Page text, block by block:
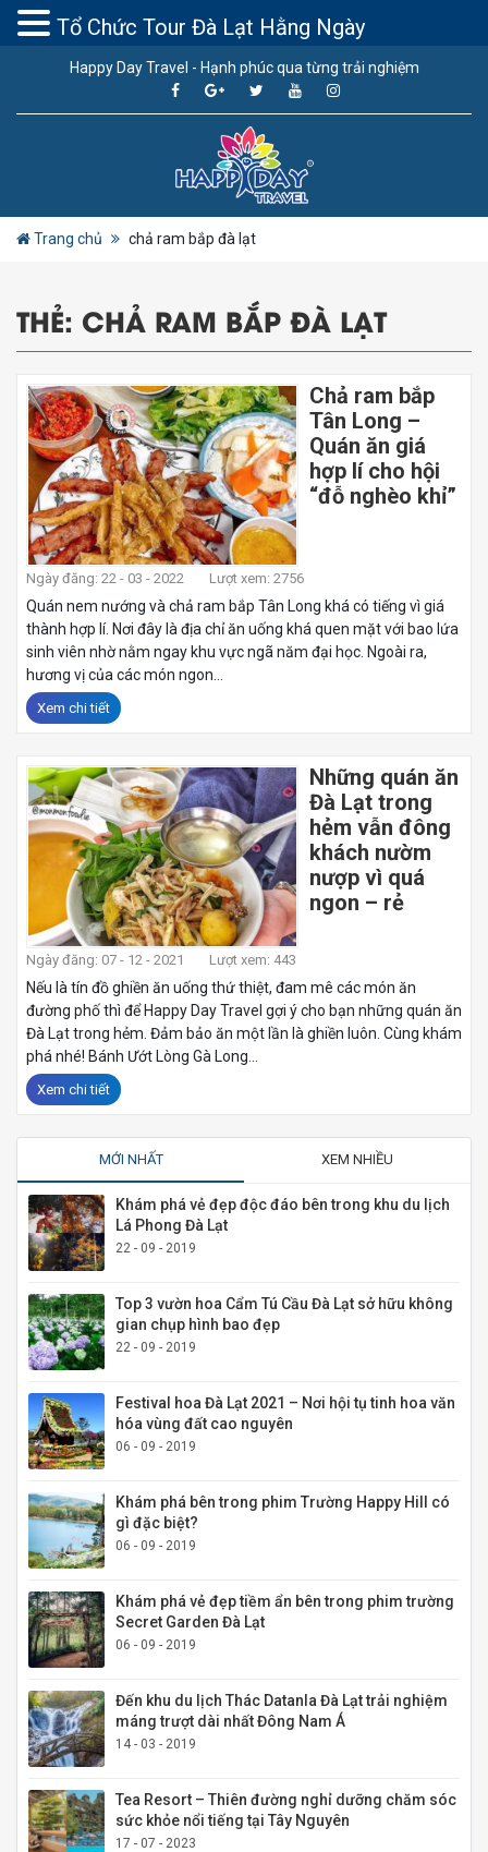
Happy Day Travel - Hạnh phúc qua từng trải nghiệm
Trang chủ chả ram bắp đà lạt
THẺ: CHẢ RAM BẮP ĐÀ LẠT
Chả ram bắp
Tân Long –
Quán ăn giá
hợp lí cho hội
“đỗ nghèo khỉ”
Ngày đăng: 22 - 03 - 2022 Lượt xem: 2756
Quán nem nướng và chả ram bắp Tân Long khá có tiếng vì giá
thành hợp lí. Nơi đây là địa chỉ ăn uống khá quen mặt với bao lứa
sinh viên nhờ nằm ngay khu vực ngã năm đại học. Ngoài ra,
hương vị của các món ngon...
Xem chi tiết
Những quán ăn
Đà Lạt trong
hẻm vẫn đông
khách nườm
nượp vì quá
ngon – rẻ
Ngày đăng: 07 - 12 - 2021 Lượt xem: 443
Nếu là tín đồ ghiền ăn uống thứ thiệt, đam mê các món ăn
đường phố thì để Happy Day Travel gợi ý cho bạn những quán ăn
Đà Lạt trong hẻm. Đảm bảo ăn một lần là ghiền luôn. Cùng khám
phá nhé! Bánh Ướt Lòng Gà Long...
Xem chi tiết
MỚI NHẤT XEM NHIỀU
Khám phá vẻ đẹp độc đáo bên trong khu du lịch
Lá Phong Đà Lạt
22 - 09 - 2019
Top 3 vườn hoa Cẩm Tú Cầu Đà Lạt sở hữu không
gian chụp hình bao đẹp
22 - 09 - 2019
Festival hoa Đà Lạt 2021 – Nơi hội tụ tinh hoa văn
hóa vùng đất cao nguyên
06 - 09 - 2019
Khám phá bên trong phim Trường Happy Hill có
gì đặc biệt?
06 - 09 - 2019
Khám phá vẻ đẹp tiềm ẩn bên trong phim trường
Secret Garden Đà Lạt
06 - 09 - 2019
Đến khu du lịch Thác Datanla Đà Lạt trải nghiệm
máng trượt dài nhất Đông Nam Á
14 - 03 - 2019
Tea Resort – Thiên đường nghỉ dưỡng chăm sóc
sức khỏe nổi tiếng tại Tây Nguyên
17 - 07 - 2023
Tổ Chức Tour Đà Lạt Hằng Ngày